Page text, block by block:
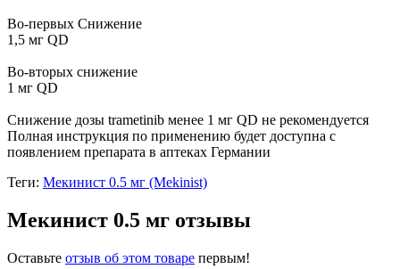
Во-первых Снижение
1,5 мг QD
Во-вторых снижение
1 мг QD
Снижение дозы trametinib менее 1 мг QD не рекомендуется
Полная инструкция по применению будет доступна с
появлением препарата в аптеках Германии
Теги: Мекинист 0.5 мг (Mekinist)
Мекинист 0.5 мг отзывы
Оставьте отзыв об этом товаре первым!